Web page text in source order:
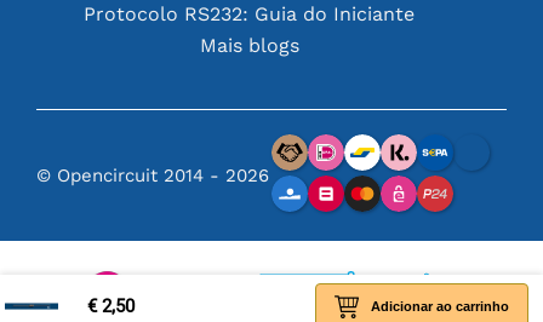
€ 2,50 Adicionar ao carrinho
Protocolo RS232: Guia do Iniciante
Mais blogs
© Opencircuit 2014 - 2026